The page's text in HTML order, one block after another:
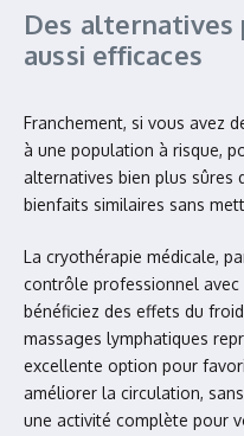
Des
aussi efficaces
Franchement, si vous avez
à une population à risque,
alternatives bien plus sûres
bienfaits similaires sans
La cryothérapie médicale,
contrôle professionnel avec
bénéficiez des effets du
massages lymphatiques
excellente option pour
améliorer la circulation,
une activité complète pour